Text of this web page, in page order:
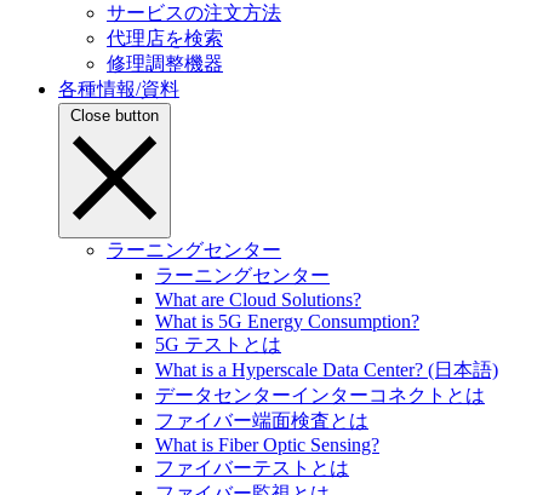
サービスの注文方法
代理店を検索
修理調整機器
各種情報/資料
Close button
ラーニングセンター
ラーニングセンター
What are Cloud Solutions?
What is 5G Energy Consumption?
5G テストとは
What is a Hyperscale Data Center? (日本語)
データセンターインターコネクトとは
ファイバー端面検査とは
What is Fiber Optic Sensing?
ファイバーテストとは